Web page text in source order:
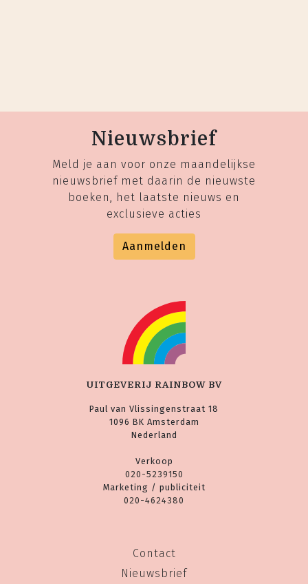
Nieuwsbrief
Meld je aan voor onze maandelijkse
nieuwsbrief met daarin de nieuwste
boeken, het laatste nieuws en
exclusieve acties
Aanmelden
UITGEVERIJ RAINBOW BV
Paul van Vlissingenstraat 18
1096 BK Amsterdam
Nederland
Verkoop
020-5239150
Marketing / publiciteit
020-4624380
Contact
Nieuwsbrief